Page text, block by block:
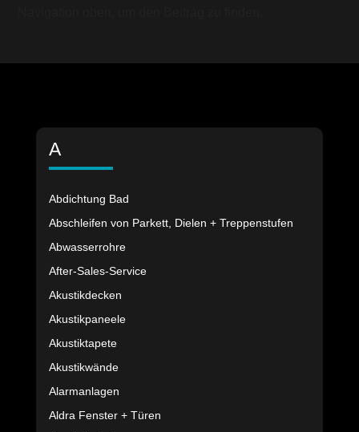
A
Abdichtung Bad
Abschleifen von Parkett, Dielen + Treppenstufen
Abwasserrohre
After-Sales-Service
Akustikdecken
Akustikpaneele
Akustiktapete
Akustikwände
Alarmanlagen
Aldra Fenster + Türen